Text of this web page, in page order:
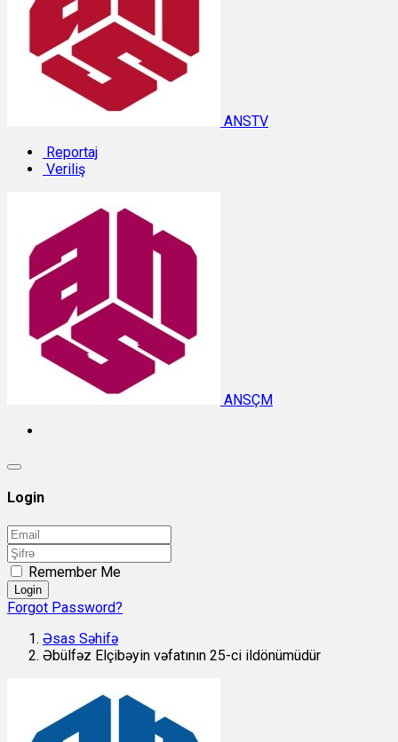
ANSTV
Reportaj
Veriliş
ANSÇM
Login
Remember Me
Login
Forgot Password?
Əsas Səhifə
Əbülfəz Elçibəyin vəfatının 25-ci ildönümüdür